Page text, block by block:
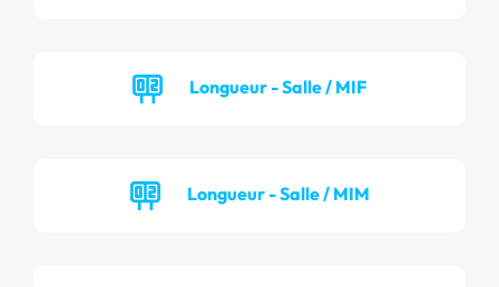
Longueur - Salle / MIF
Longueur - Salle / MIM